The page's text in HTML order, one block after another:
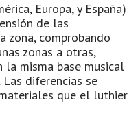
Europa, y España)
de las
zona, comprobando
zonas a otras,
misma base musical
diferencias se
que el luthier